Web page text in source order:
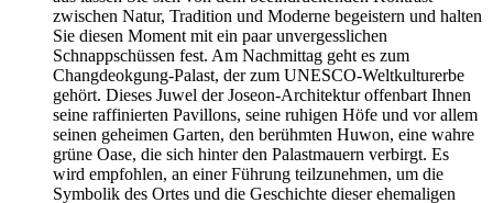
zwischen Natur, Tradition und Moderne begeistern und halten
Sie diesen Moment mit ein paar unvergesslichen
Schnappschüssen fest. Am Nachmittag geht es zum
Changdeokgung-Palast, der zum UNESCO-Weltkulturerbe
gehört. Dieses Juwel der Joseon-Architektur offenbart Ihnen
seine raffinierten Pavillons, seine ruhigen Höfe und vor allem
seinen geheimen Garten, den berühmten Huwon, eine wahre
grüne Oase, die sich hinter den Palastmauern verbirgt. Es
wird empfohlen, an einer Führung teilzunehmen, um die
Symbolik des Ortes und die Geschichte dieser ehemaligen